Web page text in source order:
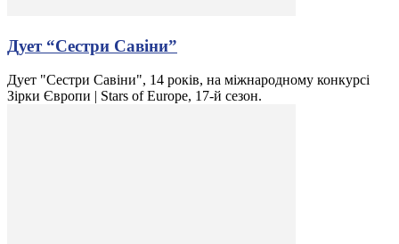
Дует “Сестри Савіни”
Дует "Сестри Савіни", 14 років, на міжнародному конкурсі
Зірки Європи | Stars of Europe, 17-й сезон.